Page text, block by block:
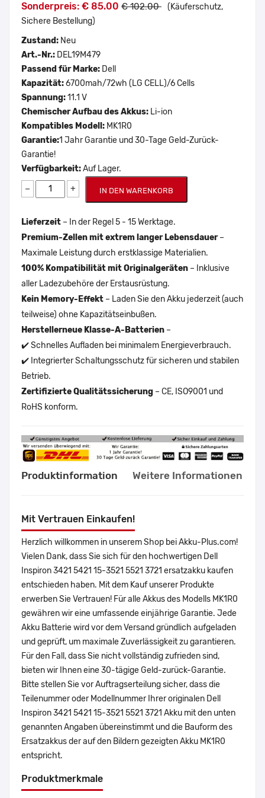
Sonderpreis: € 85.00 € 102.00 (Käuferschutz,
Sichere Bestellung)
Zustand: Neu
Art.-Nr.: DEL19M479
Passend für Marke: Dell
Kapazität:6700mah/72wh (LG CELL)/6 Cells
Spannung:11.1 V
Chemischer Aufbau des Akkus: Li-ion
Kompatibles Modell: MK1R0
Garantie:1 Jahr Garantie und 30-Tage Geld-Zurück-
Garantie!
Verfügbarkeit:Auf Lager.
− + IN DEN WARENKORB
Lieferzeit – In der Regel 5 - 15 Werktage.
Premium-Zellen mit extrem langer Lebensdauer–
Maximale Leistung durch erstklassige Materialien.
100% Kompatibilität mit Originalgeräten – Inklusive
aller Ladezubehöre der Erstausrüstung.
Kein Memory-Effekt – Laden Sie den Akku jederzeit (auch
teilweise) ohne Kapazitätseinbußen.
Herstellerneue Klasse-A-Batterien –
✔️ Schnelles Aufladen bei minimalem Energieverbrauch.
✔️ Integrierter Schaltungsschutz für sicheren und stabilen
Betrieb.
Zertifizierte Qualitätssicherung – CE, ISO9001 und
RoHS konform.
Produktinformation Weitere Informationen
Mit Vertrauen Einkaufen!
Herzlich willkommen in unserem Shop bei Akku-Plus.com!
Vielen Dank, dass Sie sich für den hochwertigen Dell
Inspiron 3421 5421 15-3521 5521 3721 ersatzakku kaufen
entschieden haben. Mit dem Kauf unserer Produkte
erwerben Sie Vertrauen! Für alle Akkus des Modells MK1R0
gewähren wir eine umfassende einjährige Garantie. Jede
Akku Batterie wird vor dem Versand gründlich aufgeladen
und geprüft, um maximale Zuverlässigkeit zu garantieren.
Für den Fall, dass Sie nicht vollständig zufrieden sind,
bieten wir Ihnen eine 30-tägige Geld-zurück-Garantie.
Bitte stellen Sie vor Auftragserteilung sicher, dass die
Teilenummer oder Modellnummer Ihrer originalen Dell
Inspiron 3421 5421 15-3521 5521 3721 Akku mit den unten
genannten Angaben übereinstimmt und die Bauform des
Ersatzakkus der auf den Bildern gezeigten Akku MK1R0
entspricht.
Produktmerkmale